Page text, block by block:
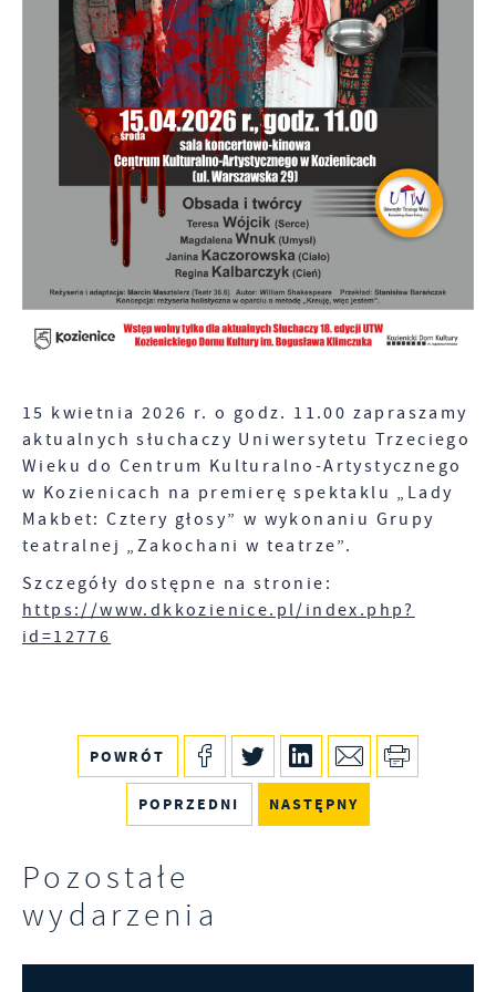
15 kwietnia 2026 r. o godz. 11.00 zapraszamy
aktualnych słuchaczy Uniwersytetu Trzeciego
Wieku do Centrum Kulturalno-Artystycznego
w Kozienicach na premierę spektaklu „Lady
Makbet: Cztery głosy” w wykonaniu Grupy
teatralnej „Zakochani w teatrze”.
Szczegóły dostępne na stronie:
https://www.dkkozienice.pl/index.php?
id=12776
POWRÓT
POPRZEDNI NASTĘPNY
Pozostałe
wydarzenia
funkcjonalności.
Twoich upodobań oraz Twoich zwyczajów
dotyczących przeglądanej witryny internetowej.
Treści promocyjne mogą pojawić się na stronach
podmiotów trzecich lub firm będących naszymi
partnerami oraz innych dostawców usług. Firmy te
działają w charakterze pośredników
prezentujących nasze treści w postaci wiadomości,
ofert, komunikatów mediów społecznościowych.